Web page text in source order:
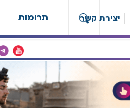
תרומות יצירת קשר